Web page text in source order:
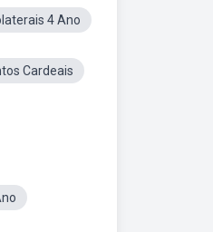
4 Ano
Cardeais